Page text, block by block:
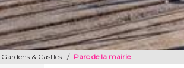
Gardens & Castles / Parc de la mairie